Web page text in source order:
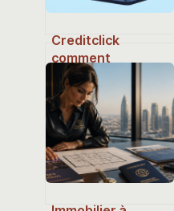
Creditclick
comment
fonctionne ce
paiement en
plusieurs fois en
ligne